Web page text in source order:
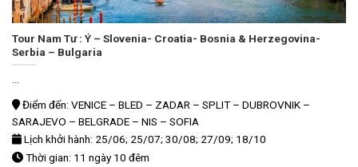
Tour Nam Tư : Ý – Slovenia- Croatia- Bosnia & Herzegovina-
Serbia – Bulgaria
Điểm đến: VENICE – BLED – ZADAR – SPLIT – DUBROVNIK –
SARAJEVO – BELGRADE – NIS – SOFIA
Lịch khởi hành: 25/06; 25/07; 30/08; 27/09; 18/10
Thời gian: 11 ngày 10 đêm